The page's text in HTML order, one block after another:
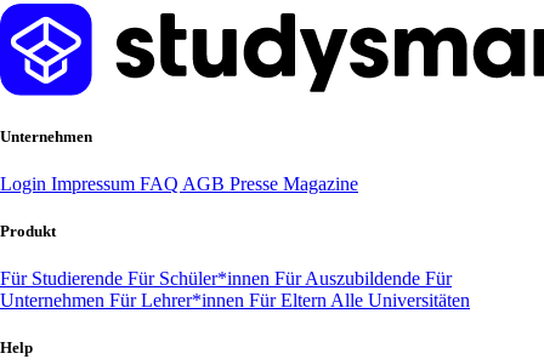
Unternehmen
Login Impressum FAQ AGB Presse Magazine
Produkt
Für Studierende Für Schüler*innen Für Auszubildende Für
Unternehmen Für Lehrer*innen Für Eltern Alle Universitäten
Help